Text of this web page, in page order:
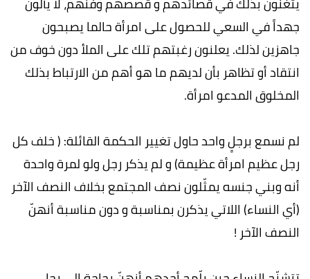
جهداً في السعي للحصول على امرأة حالما يصبحون
جاهزين لذلك. يعلنون رغبتهم تلك على الملأ دون خوف من
انتقاد أو تظاهر بأن لديهم ما هو أهم من الارتباط بذلك
المخلوق المدعو امرأة.
لم نسمع برجلٍ واحد حاول تغيير الحكمة القائلة: ( خلف كل
رجل عظيم امرأة عظيمة) و لم يذكر رجل ولو لمرة واحدة
أنه وبني جنسه يمثّلون نصف المجتمع بخلاف النصف الآخر
(أي النساء) اللاتي يذكرن بمناسبة و دون مناسبة أنهنّ
النصف الآخر !